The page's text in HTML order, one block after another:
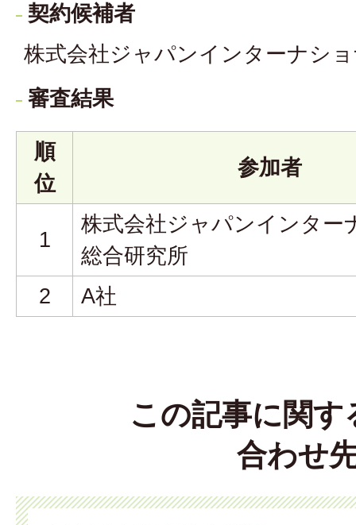
契約候補者
株式会社ジャパンインターナシ
審査結果
順
位
参加者
1
株式会社ジャパンインター
総合研究所
2
A社
この記事に関す
合わせ